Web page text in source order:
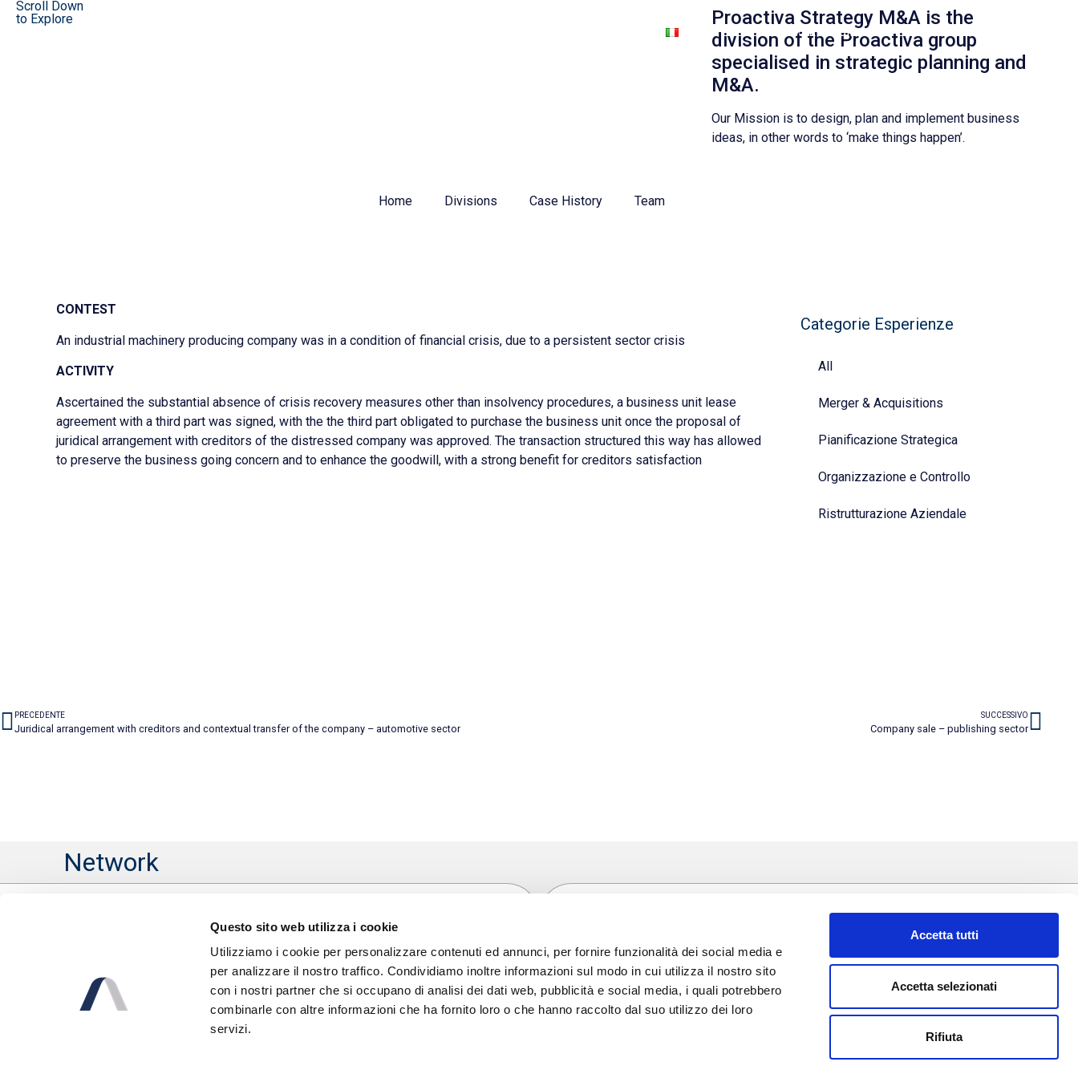
Questo sito web utilizza i cookie
Utilizziamo i cookie per personalizzare contenuti ed annunci, per fornire funzionalità dei social media e
per analizzare il nostro traffico. Condividiamo inoltre informazioni sul modo in cui utilizza il nostro sito
con i nostri partner che si occupano di analisi dei dati web, pubblicità e social media, i quali potrebbero
combinarle con altre informazioni che ha fornito loro o che hanno raccolto dal suo utilizzo dei loro
servizi.
Accetta tutti
Accetta selezionati
Rifiuta
LinkedIn
Scroll Down
to Explore
Proactiva Strategy M&A is the
division of the Proactiva group
specialised in strategic planning and
M&A.
Our Mission is to design, plan and implement business
ideas, in other words to ‘make things happen’.
Home Divisions Case History Team
CONTEST
An industrial machinery producing company was in a condition of financial crisis, due to a persistent sector crisis
ACTIVITY
Ascertained the substantial absence of crisis recovery measures other than insolvency procedures, a business unit lease
agreement with a third part was signed, with the the third part obligated to purchase the business unit once the proposal of
juridical arrangement with creditors of the distressed company was approved. The transaction structured this way has allowed
to preserve the business going concern and to enhance the goodwill, with a strong benefit for creditors satisfaction
Categorie Esperienze
All
Merger & Acquisitions
Pianificazione Strategica
Organizzazione e Controllo
Ristrutturazione Aziendale
PRECEDENTE
Juridical arrangement with creditors and contextual transfer of the company – automotive sector
SUCCESSIVO
Company sale – publishing sector
Network
20123 Milano
+39 02 36755000
Via della Zecca, 1
40124 Bologna
+39 051 0416999